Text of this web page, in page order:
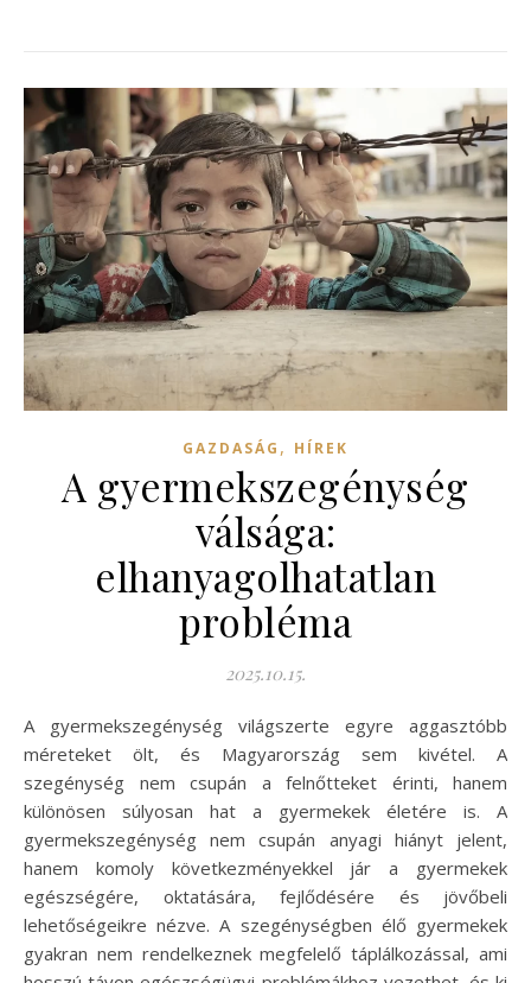
GAZDASÁG , HÍREK
A gyermekszegénység
válsága:
elhanyagolhatatlan
probléma
2025.10.15.
A gyermekszegénység világszerte egyre aggasztóbb
méreteket ölt, és Magyarország sem kivétel. A
szegénység nem csupán a felnőtteket érinti, hanem
különösen súlyosan hat a gyermekek életére is. A
gyermekszegénység nem csupán anyagi hiányt jelent,
hanem komoly következményekkel jár a gyermekek
egészségére, oktatására, fejlődésére és jövőbeli
lehetőségeikre nézve. A szegénységben élő gyermekek
gyakran nem rendelkeznek megfelelő táplálkozással, ami